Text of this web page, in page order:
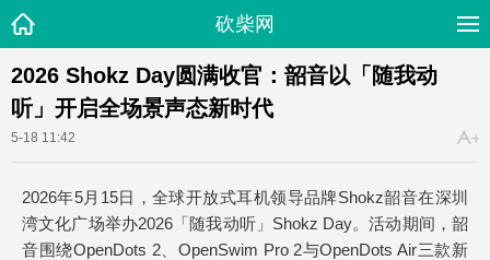
砍柴网
2026 Shokz Day圆满收官：韶音以「随我动
听」开启全场景声态新时代
5-18 11:42
2026年5月15日，全球开放式耳机领导品牌Shokz韶音在深圳
湾文化广场举办2026「随我动听」Shokz Day。活动期间，韶
音围绕OpenDots 2、OpenSwim Pro 2与OpenDots Air三款新